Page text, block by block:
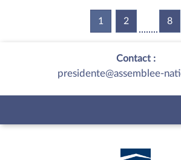
1 (current)
2 8
Contact :
presidente@assemblee-